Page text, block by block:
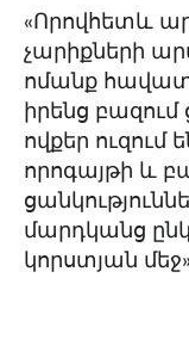
«Որովհետև
չարիքների
ոմանք
իրենց
ովքեր
որոգայթի և
մարդկանց
կորստյան